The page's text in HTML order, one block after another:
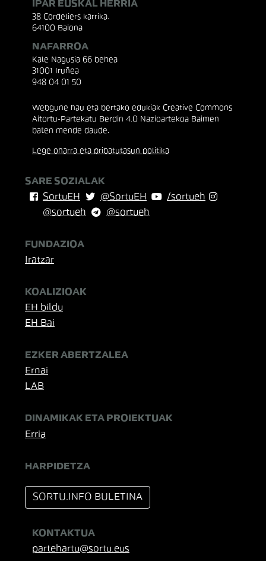
IPAR EUSKAL HERRIA
38 Cordeliers karrika.
64100 Baiona
NAFARROA
Kale Nagusia 66 behea
31001 Iruñea
948 04 01 50
Webgune hau eta bertako edukiak Creative Commons
Aitortu-Partekatu Berdin 4.0 Nazioartekoa Baimen
baten mende daude.
Lege oharra eta pribatutasun politika
SARE SOZIALAK
SortuEH
@SortuEH
/sortueh
@sortueh
@sortueh
FUNDAZIOA
Iratzar
KOALIZIOAK
EH bildu
EH Bai
EZKER ABERTZALEA
Ernai
LAB
DINAMIKAK ETA PROIEKTUAK
Erria
HARPIDETZA
SORTU.INFO BULETINA
KONTAKTUA
partehartu@sortu.eus